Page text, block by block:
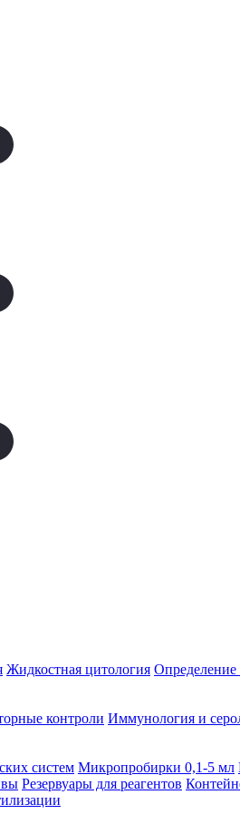
Жидкостная цитология
контроли Иммунология и
систем Микропробирки 0,1-5 мл
Резервуары для реагентов